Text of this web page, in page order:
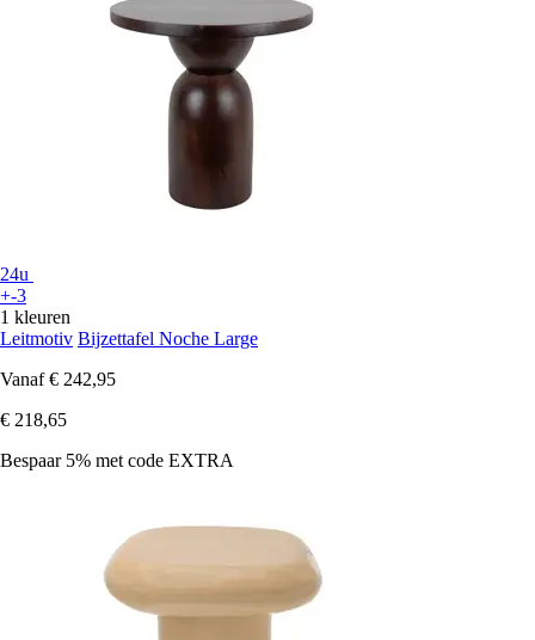
24u
+-3
1 kleuren
Leitmotiv Bijzettafel Noche Large
Vanaf € 242,95
€ 218,65
Bespaar 5% met code EXTRA